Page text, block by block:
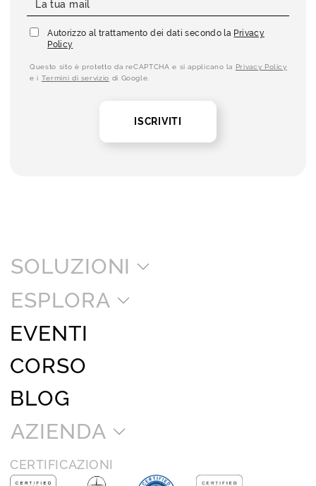
Autorizzo al trattamento dei dati secondo la Privacy
Policy
Questo sito è protetto da reCAPTCHA e si applicano la Privacy Policy
e i Termini di servizio di Google.
ISCRIVITI
SOLUZIONI
ESPLORA
EVENTI
CORSO
BLOG
AZIENDA
CERTIFICAZIONI